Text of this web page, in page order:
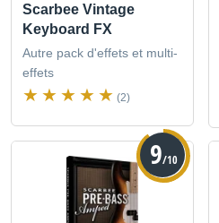
Scarbee Vintage
Keyboard FX
Autre pack d'effets et multi-
effets
(2)
9/10